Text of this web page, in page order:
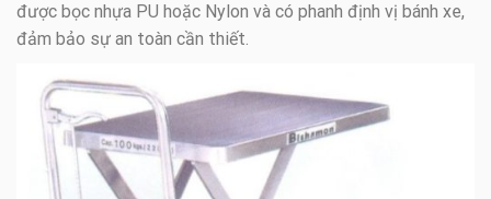
được bọc nhựa PU hoặc Nylon và có phanh định vị bánh xe,
đảm bảo sự an toàn cần thiết.